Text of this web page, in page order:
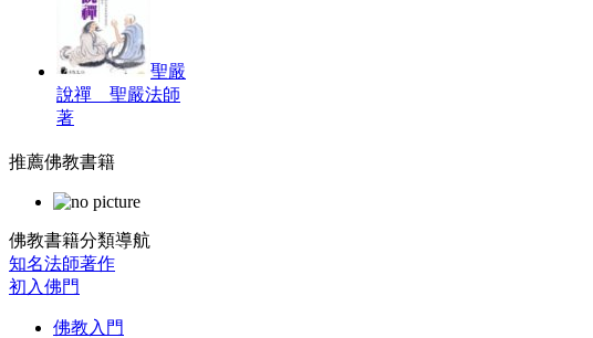
聖嚴
說禪 聖嚴法師
著
推薦佛教書籍
佛教書籍分類導航
知名法師著作
初入佛門
佛教入門